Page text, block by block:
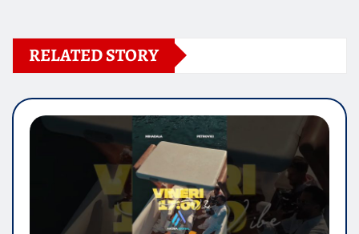
RELATED STORY